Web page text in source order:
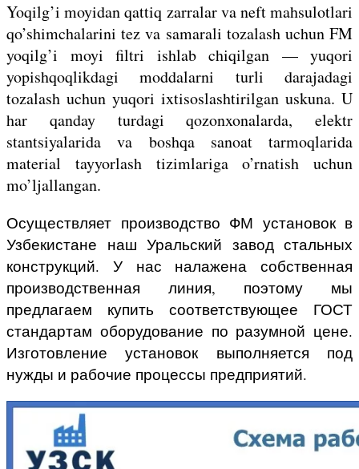
Yoqilg’i moyidan qattiq zarralar va neft mahsulotlari
qo’shimchalarini tez va samarali tozalash uchun FM
yoqilg’i moyi filtri ishlab chiqilgan — yuqori
yopishqoqlikdagi moddalarni turli darajadagi
tozalash uchun yuqori ixtisoslashtirilgan uskuna. U
har qanday turdagi qozonxonalarda, elektr
stantsiyalarida va boshqa sanoat tarmoqlarida
material tayyorlash tizimlariga o’rnatish uchun
mo’ljallangan.
Осуществляет производство ФМ установок в
Узбекистане наш Уральский завод стальных
конструкций. У нас налажена собственная
производственная линия, поэтому мы
предлагаем купить соответствующее ГОСТ
стандартам оборудование по разумной цене.
Изготовление установок выполняется под
нужды и рабочие процессы предприятий.